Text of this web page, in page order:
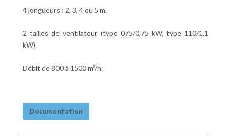
4 longueurs : 2, 3, 4 ou 5 m.
2 tailles de ventilateur (type 075/0,75 kW, type 110/1,1
kW).
Débit de 800 à 1500 m³/h.
Documentation